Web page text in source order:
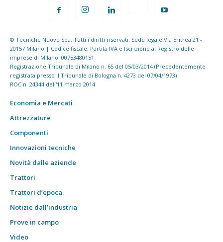
© Tecniche Nuove Spa. Tutti i diritti riservati. Sede legale Via Eritrea 21 -
20157 Milano | Codice fiscale, Partita IVA e Iscrizione al Registro delle
imprese di Milano: 00753480151
Registrazione Tribunale di Milano n. 65 del 05/03/2014 (Precedentemente
registrata presso il Tribunale di Bologna n. 4273 del 07/04/1973)
ROC n. 24344 dell'11 marzo 2014
Economia e Mercati
Attrezzature
Componenti
Innovazioni tecniche
Novità dalle aziende
Trattori
Trattori d’epoca
Notizie dall’industria
Prove in campo
Video